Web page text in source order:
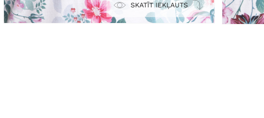
SKATĪT IEKĻAUTS